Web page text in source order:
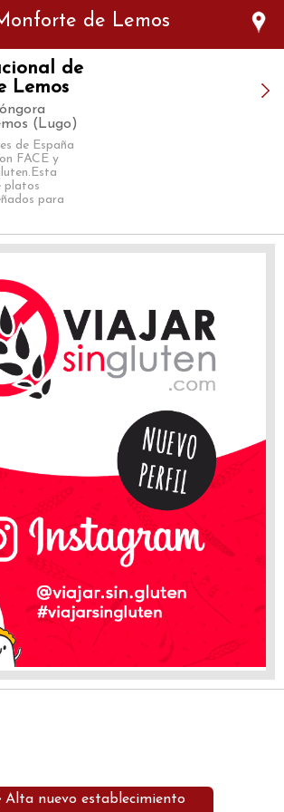
de Lemos
de
Lemos
(Lugo)
de España
FACE y
platos
para
Alta nuevo establecimiento
is not
the cookie declaration for domain group
4440-aa8a-3b0205284212. Please add it to
the Cookiebot Manager to authorize